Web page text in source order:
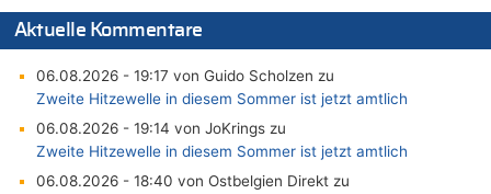
Aktuelle Kommentare
06.08.2026 - 19:17 von Guido Scholzen zu
Zweite Hitzewelle in diesem Sommer ist jetzt amtlich
06.08.2026 - 19:14 von JoKrings zu
Zweite Hitzewelle in diesem Sommer ist jetzt amtlich
06.08.2026 - 18:40 von Ostbelgien Direkt zu